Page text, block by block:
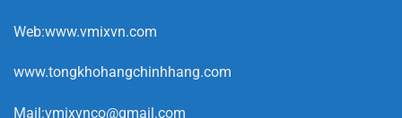
Web:www.vmixvn.com
www.tongkhohangchinhhang.com
Mail:vmixvnco@gmail.com